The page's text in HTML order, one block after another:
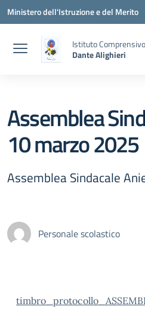
Vai ai contenuti
Vai al menu di navigazione
Vai al footer
Ministero dell'Istruzione e del Merito
Istituto Comprensivo
Dante Alighieri
Assemblea
10 marzo 2025
Assemblea Sindacale
Personale scolastico